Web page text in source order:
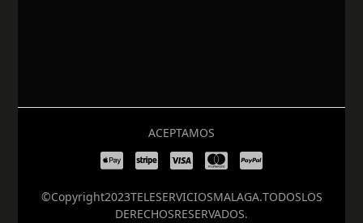
© Copyright 2023 TELESERVICIOS MALAGA. TODOS LOS
DERECHOS RESERVADOS.
ACEPTAMOS